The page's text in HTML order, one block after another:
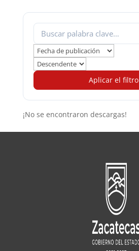
Aplicar el filtro
¡No se encontraron descargas!